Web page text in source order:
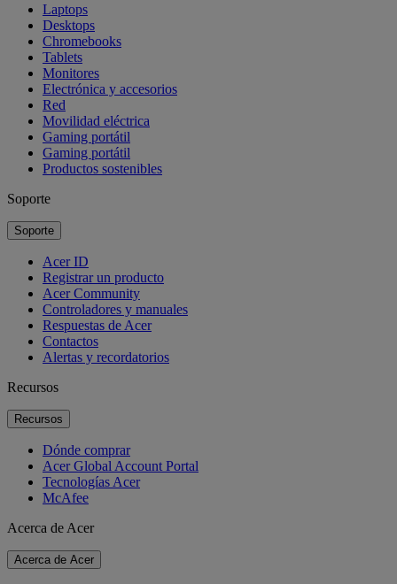
Laptops
Desktops
Chromebooks
Tablets
Monitores
Electrónica y accesorios
Red
Movilidad eléctrica
Gaming portátil
Gaming portátil
Productos sostenibles
Soporte
Soporte
Acer ID
Registrar un producto
Acer Community
Controladores y manuales
Respuestas de Acer
Contactos
Alertas y recordatorios
Recursos
Recursos
Dónde comprar
Acer Global Account Portal
Tecnologías Acer
McAfee
Acerca de Acer
Acerca de Acer